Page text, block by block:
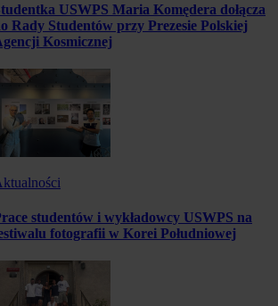
USWPS Maria Komędera dołącza
Rady Studentów przy Prezesie Polskiej
Kosmicznej
studentów i wykładowcy USWPS na
fotografii w Korei Południowej